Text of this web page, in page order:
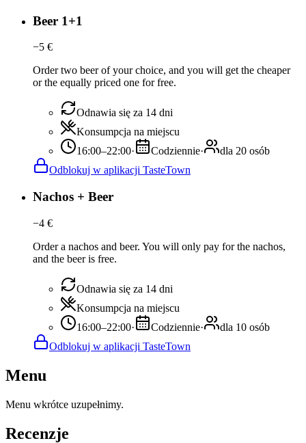
Beer 1+1
−5 €
Order two beer of your choice, and you will get the cheaper
or the equally priced one for free.
Odnawia się za 14 dni
Konsumpcja na miejscu
16:00–22:00· Codziennie·
dla 20 osób
Odblokuj w aplikacji TasteTown
Nachos + Beer
−4 €
Order a nachos and beer. You will only pay for the nachos,
and the beer is free.
Odnawia się za 14 dni
Konsumpcja na miejscu
16:00–22:00· Codziennie·
dla 10 osób
Odblokuj w aplikacji TasteTown
Menu
Menu wkrótce uzupełnimy.
Recenzje